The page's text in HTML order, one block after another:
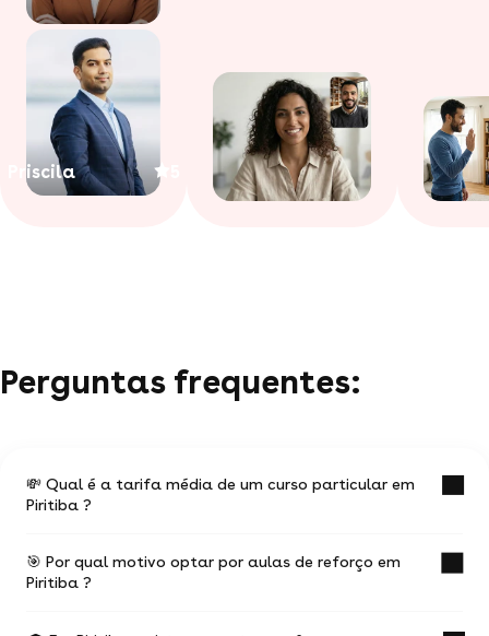
Priscila
Perguntas frequentes:
💸 Qual é a tarifa média de um curso particular em
Piritiba ?
O valor médio de uma aula particular
em Piritiba é de R$ 55.
🎯 Por qual motivo optar por aulas de reforço em
Piritiba ?